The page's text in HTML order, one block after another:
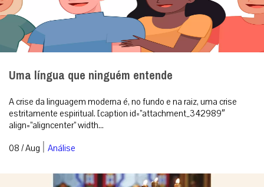
Uma língua que ninguém entende
A crise da linguagem moderna é, no fundo e na raiz, uma crise
estritamente espiritual. [caption id=”attachment_342989″
align=”aligncenter” width...
08 / Aug | Análise